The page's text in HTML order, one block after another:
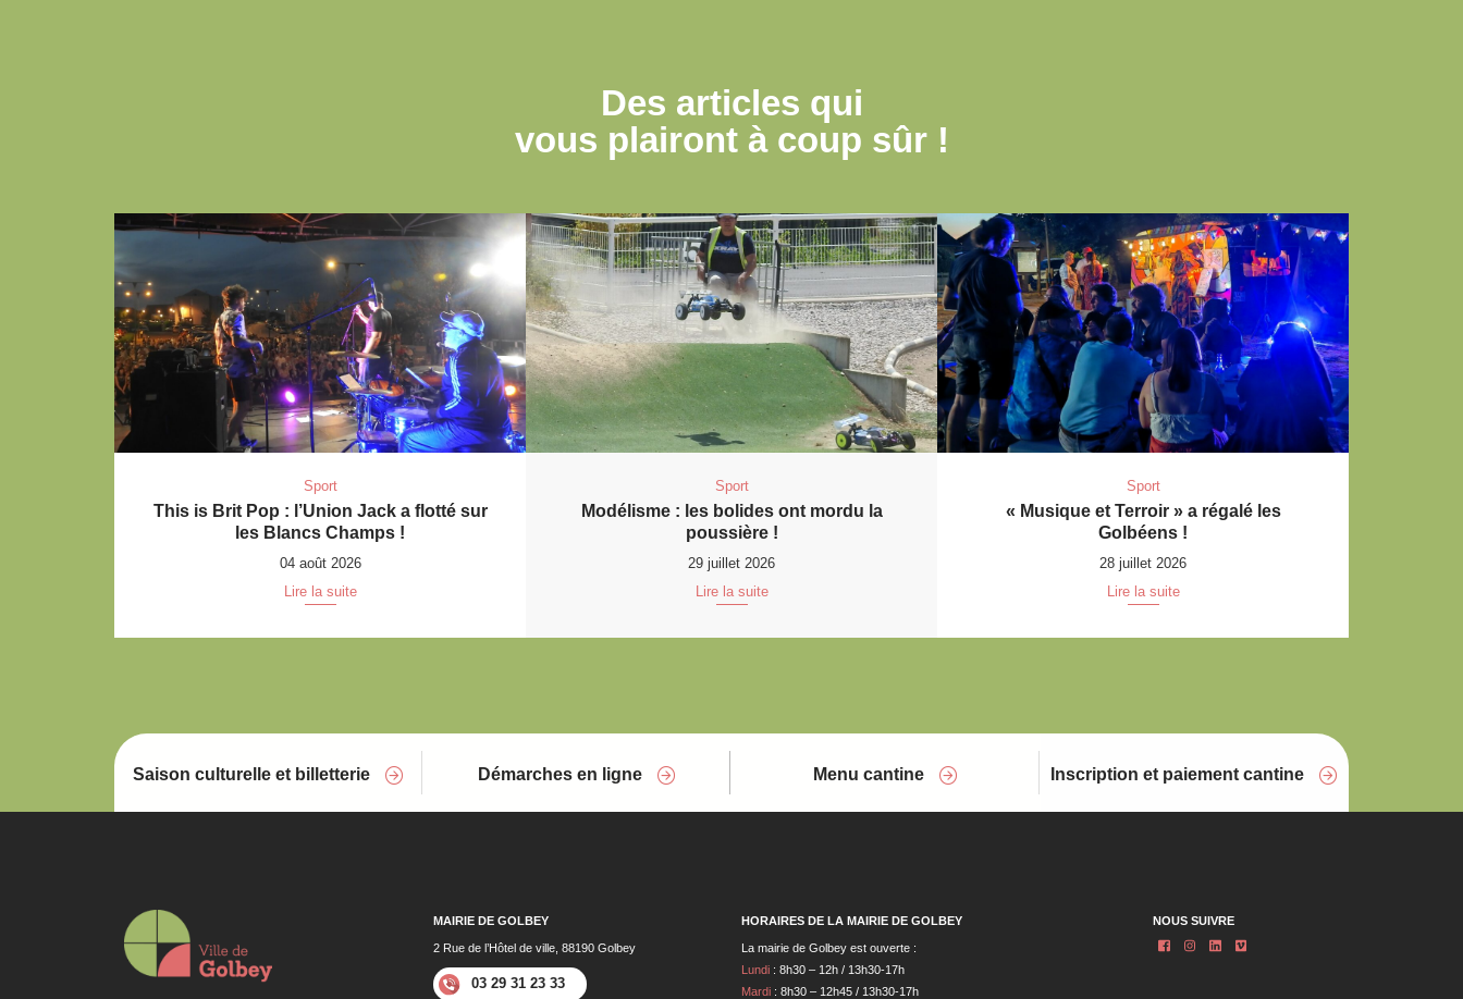
Des articles qui
vous plairont à coup sûr !
Sport
This is Brit Pop : l’Union Jack a flotté sur
les Blancs Champs !
04 août 2026
Lire la suite
Sport
Modélisme : les bolides ont mordu la
poussière !
29 juillet 2026
Lire la suite
Sport
« Musique et Terroir » a régalé les
Golbéens !
28 juillet 2026
Lire la suite
Saison culturelle et billetterie Démarches en ligne Menu cantine Inscription et paiement cantine
MAIRIE DE GOLBEY
2 Rue de l’Hôtel de ville, 88190 Golbey
03 29 31 23 33
HORAIRES DE LA MAIRIE DE GOLBEY
La mairie de Golbey est ouverte :
Lundi : 8h30 – 12h / 13h30-17h
Mardi : 8h30 – 12h45 / 13h30-17h
NOUS SUIVRE